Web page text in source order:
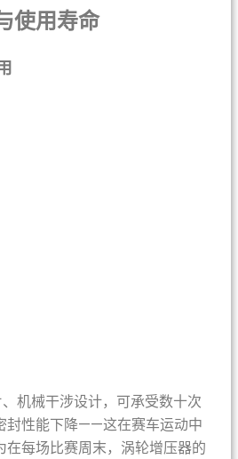
使用寿命
机械干涉设计，可承受数十次
封性能下降——这在赛车运动中
每场比赛周末，涡轮增压器的